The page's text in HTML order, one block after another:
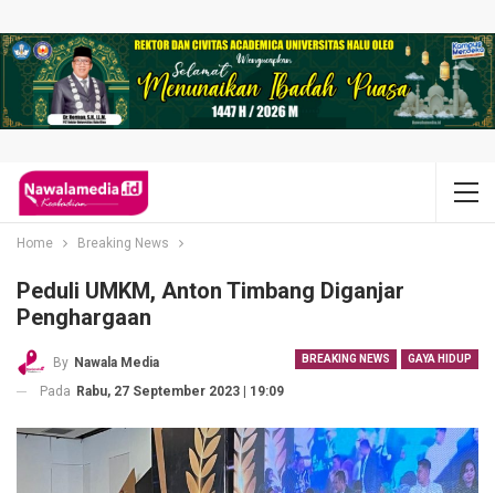
Home Breaking News
Peduli UMKM, Anton Timbang Diganjar
Penghargaan
BREAKING NEWS GAYA HIDUP
By Nawala Media
Pada Rabu, 27 September 2023 | 19:09